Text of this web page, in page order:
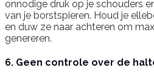
onnodige druk op je schouders
van je borstspieren. Houd je
en duw ze naar achteren om
genereren.
6. Geen controle over de